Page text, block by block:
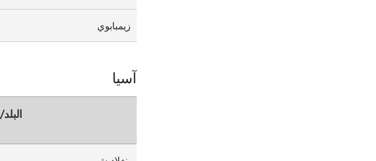
زيمبابوي
آسيا